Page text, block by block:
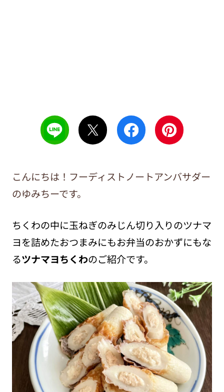
こんにちは！フーディストノートアンバサダー
のゆみちーです。
ちくわの中に玉ねぎのみじん切り入りのツナマ
ヨを詰めたおつまみにもお弁当のおかずにもな
るツナマヨちくわのご紹介です。